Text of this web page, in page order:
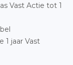
Vast Actie tot 1
1 jaar Vast